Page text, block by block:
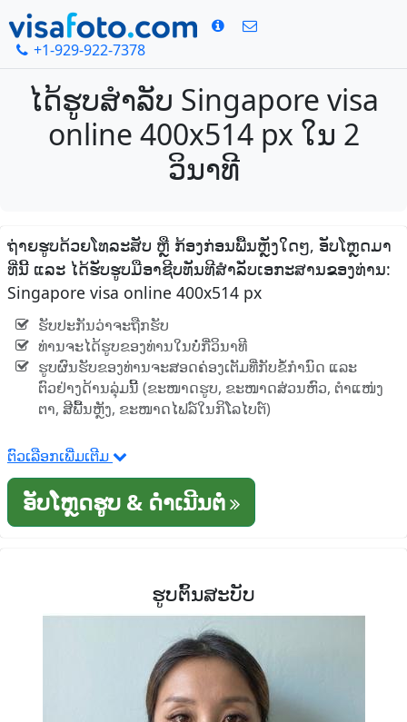
+1-929-922-7378
ໄດ້ຮູບສໍາລັບ Singapore visa
online 400x514 px ໃນ 2
ວິນາທີ
ຖ່າຍຮູບດ້ວຍໂທລະສັບ ຫຼື ກ້ອງກ່ອນພື້ນຫຼັງໃດໆ, ອັບໂຫຼດມາ
ທີ່ນີ້ ແລະ ໄດ້ຮັບຮູບມືອາຊີບທັນທີສໍາລັບເອກະສານຂອງທ່ານ:
Singapore visa online 400x514 px
ຮັບປະກັນວ່າຈະຖືກຮັບ
ທ່ານຈະໄດ້ຮູບຂອງທ່ານໃນບໍ່ກີ່ວິນາທີ
ຮູບຜົນຮັບຂອງທ່ານຈະສອດຄ່ອງເຕັມທີ່ກັບຂໍ້ກໍານົດ ແລະ
ຕົວຢ່າງດ້ານລຸ່ມນີ້ (ຂະໜາດຮູບ, ຂະໜາດສ່ວນຫົວ, ຕໍາແໜ່ງ
ຕາ, ສີພື້ນຫຼັງ, ຂະໜາດໄຟລ໌ໃນກິໂລໄບຕ໌)
ຕົວເລືອກເພີ່ມເຕີມ
ອັບໂຫຼດຮູບ & ດໍາເນີນຕໍ່
ຮູບຕົ້ນສະບັບ